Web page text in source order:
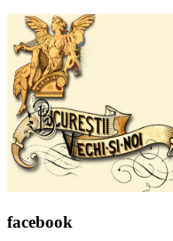
facebook